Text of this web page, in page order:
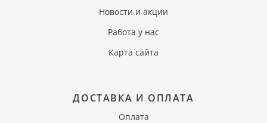
Новости и акции
Работа у нас
Карта сайта
ДОСТАВКА И ОПЛАТА
Оплата